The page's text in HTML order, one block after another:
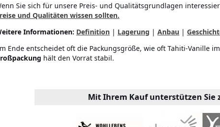
Sie sich für unsere Preis- und Qualitätsgrundlagen
und Qualitäten wissen sollten.
Informationen: Definition | Lagerung | Anbau |
Ende entscheidet oft die Packungsgröße, wie oft Tahiti-Vanille
hält den Vorrat stabil.
Mit Ihrem Kauf unterstützen Sie